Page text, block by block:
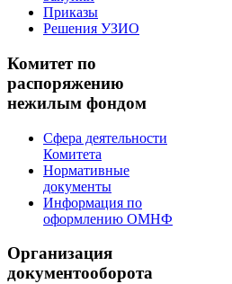
Приказы
Решения УЗИО
Комитет по
распоряжению
нежилым фондом
Сфера деятельности
Комитета
Нормативные
документы
Информация по
оформлению ОМНФ
Организация
документооборота